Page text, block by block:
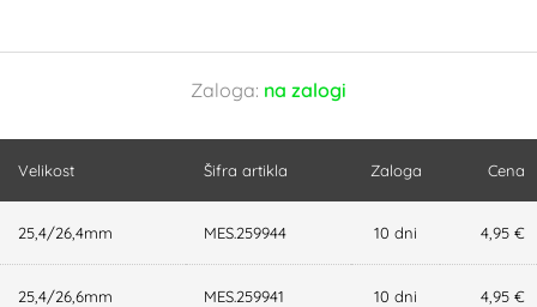
Zaloga: na zalogi
Velikost Šifra artikla Zaloga Cena
25,4/26,4mm MES.259944 10 dni 4,95 €
25,4/26,6mm MES.259941 10 dni 4,95 €